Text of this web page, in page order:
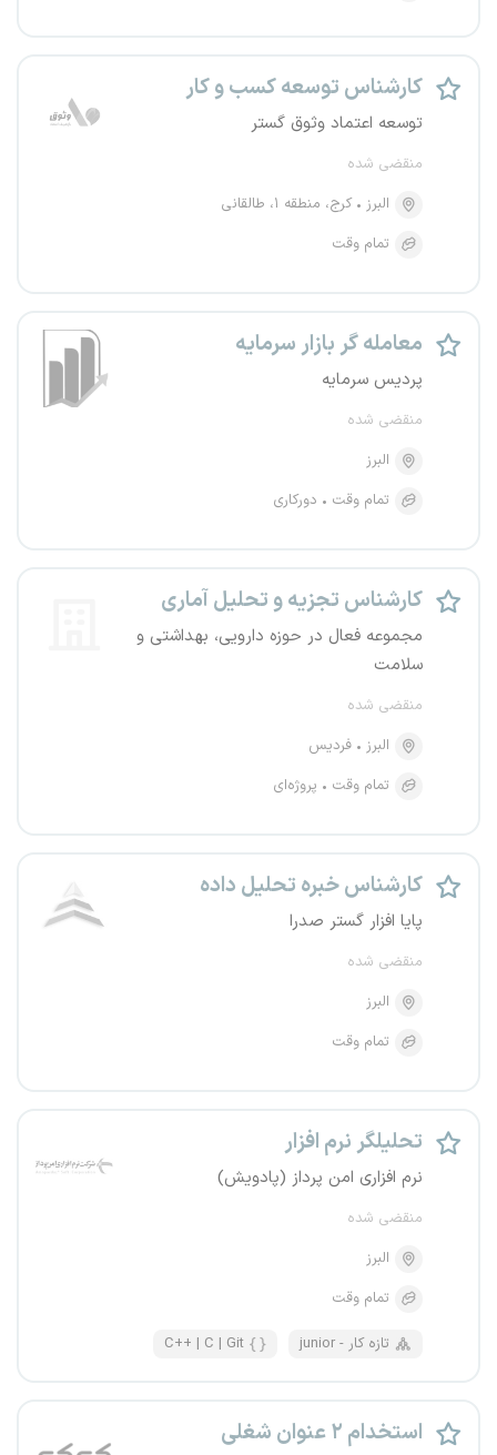
کارشناس توسعه کسب و کار
توسعه اعتماد وثوق گستر
منقضی شده
البرز
کرج، منطقه ۱، طالقانی
تمام وقت
معامله گر بازار سرمایه
پردیس سرمایه
منقضی شده
البرز
تمام وقت
دورکاری
کارشناس تجزیه و تحلیل آماری
مجموعه فعال در حوزه دارویی، بهداشتی و
سلامت
منقضی شده
البرز
فردیس
تمام وقت
پروژه‌ای
کارشناس خبره تحلیل داده
پایا افزار گستر صدرا
منقضی شده
البرز
تمام وقت
تحلیلگر نرم افزار
نرم افزاری امن پرداز (پادویش)
منقضی شده
البرز
تمام وقت
junior - تازه کار C++ | C | Git
استخدام ۲ عنوان شغلی